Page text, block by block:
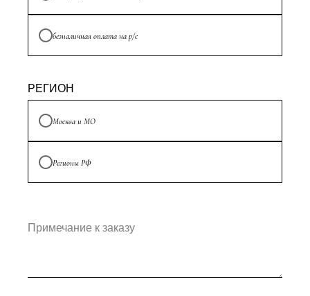
безналичная оплата на р/с
РЕГИОН
Москва и МО
Регионы РФ
Примечание к заказу